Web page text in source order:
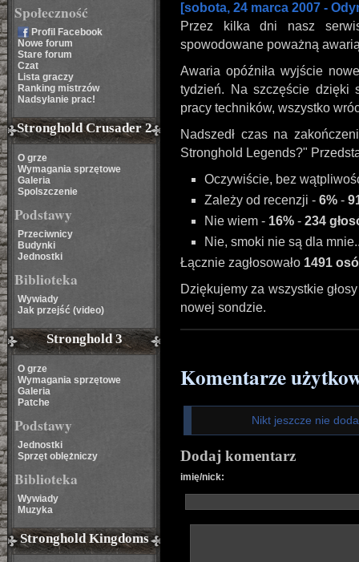
Społeczność
Profil Facebook
Nowe forum
Stare forum
Czat
Lista graczy
Ranking mistrzów
Nadsyłanie prac!
Stronghold Crusader 2
O grze
Wymagania sprzętowe
Galeria
Spolszczenie
Podstawy
Przeciwnicy
Budynki
Jednostki
Biblioteka
Wywiady
Jak przejść (video)
Stronghold 3
O grze
Wymagania sprzętowe
Galeria
Patche
Podstawy
Jednostki
Sprzęt oblężniczy
Biblioteka
Wywiady
Muzyka
Stronghold Kingdoms
[sobota, 24 marca 2007 -
Przez kilka dni nasz
spowodowane poważną
Awaria opóźniła wyjście
tydzień. Na szczęście dzięki
pracy techników, wszystko
Nadszedł czas na
Stronghold Legends?"
Oczywiście, bez
Zależy od recenzji - 6% -
Nie wiem - 16% - 234
Nie, smoki nie są dla
Łącznie zagłosowało 1491
Dziękujemy za wszystkie
nowej sondzie.
Komentarze
Nikt jeszcze nie
Dodaj komentarz
imię/nick: